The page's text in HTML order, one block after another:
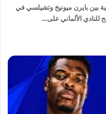
بين بايرن ميونيخ وتشيلسي في
للنادي الألماني على…